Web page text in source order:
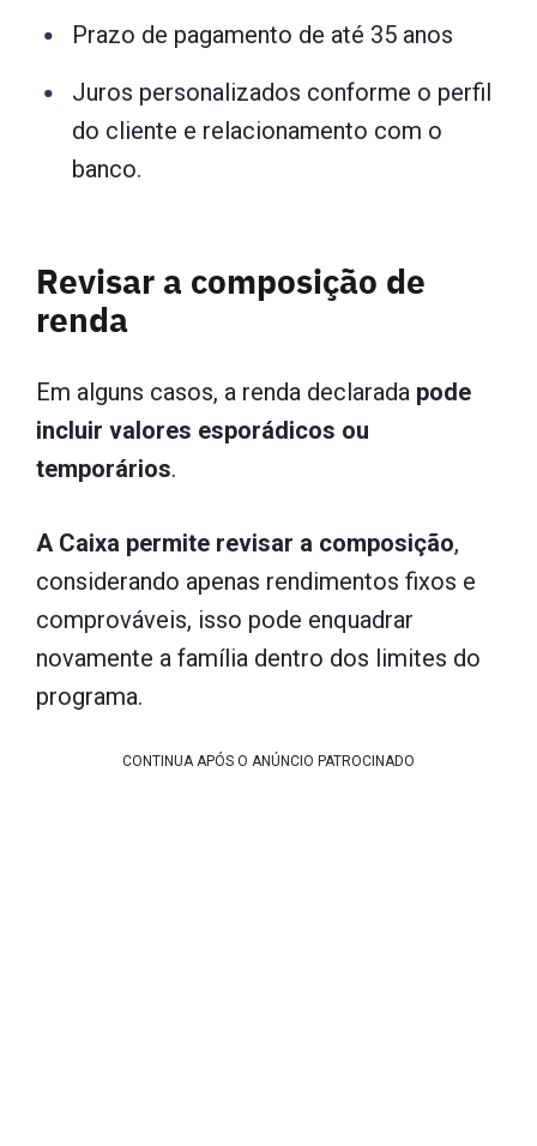
Prazo de pagamento de até 35 anos
Juros personalizados conforme o perfil
do cliente e relacionamento com o
banco.
Revisar a composição de
renda
Em alguns casos, a renda declarada pode
incluir valores esporádicos ou
temporários.
A Caixa permite revisar a composição,
considerando apenas rendimentos fixos e
comprováveis, isso pode enquadrar
novamente a família dentro dos limites do
programa.
CONTINUA APÓS O ANÚNCIO PATROCINADO